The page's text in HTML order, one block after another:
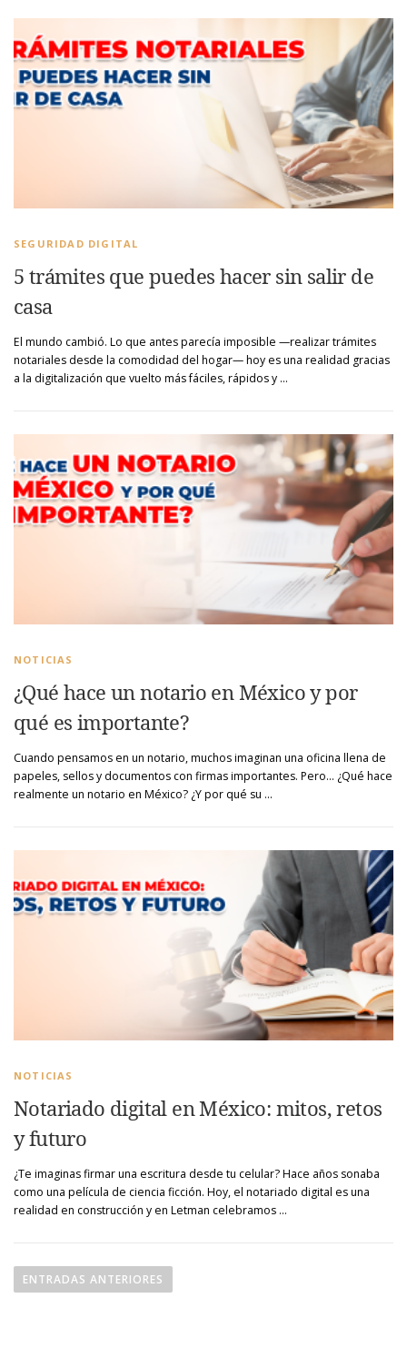
SEGURIDAD DIGITAL
5 trámites que puedes hacer sin salir de
casa
El mundo cambió. Lo que antes parecía imposible —realizar trámites
notariales desde la comodidad del hogar— hoy es una realidad gracias
a la digitalización que vuelto más fáciles, rápidos y …
NOTICIAS
¿Qué hace un notario en México y por
qué es importante?
Cuando pensamos en un notario, muchos imaginan una oficina llena de
papeles, sellos y documentos con firmas importantes. Pero… ¿Qué hace
realmente un notario en México? ¿Y por qué su …
NOTICIAS
Notariado digital en México: mitos, retos
y futuro
¿Te imaginas firmar una escritura desde tu celular? Hace años sonaba
como una película de ciencia ficción. Hoy, el notariado digital es una
realidad en construcción y en Letman celebramos …
v
ENTRADAS ANTERIORES